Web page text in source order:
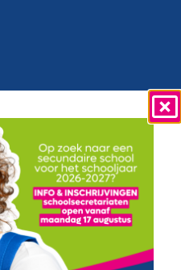
Onze Campussen
athena Pottelberg
athena Drie Hofsteden